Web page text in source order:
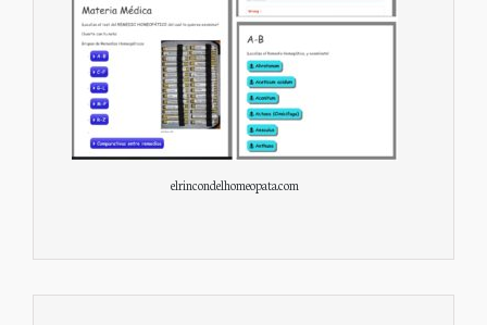
elrincondelhomeopata.com